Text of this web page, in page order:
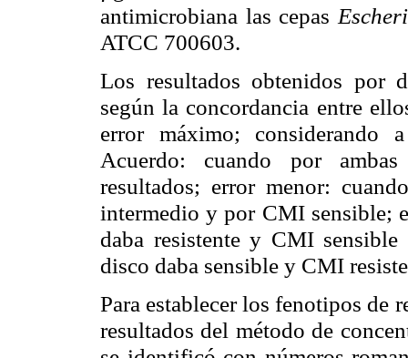
antimicrobiana las cepas
ATCC 700603.
Los resultados obtenidos por
según la concordancia entre
error máximo; considerando
Acuerdo: cuando por
resultados; error menor:
intermedio y por CMI sensible;
daba resistente y CMI
disco daba sensible y CMI
Para establecer los fenotipos de
resultados del método de